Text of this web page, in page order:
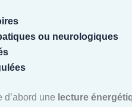
ou neurologiques
d’abord une lecture